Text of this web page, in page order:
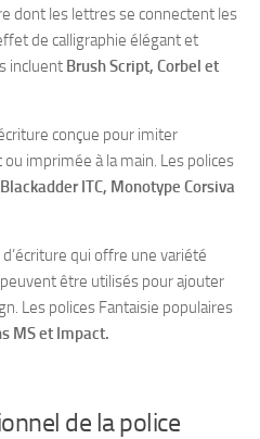
dont les lettres se connectent les
de calligraphie élégant et
incluent Brush Script, Corbel et
conçue pour imiter
ou imprimée à la main. Les polices
Blackadder ITC, Monotype Corsiva
qui offre une variété
être utilisés pour ajouter
Les polices Fantaisie populaires
MS et Impact.
de la police